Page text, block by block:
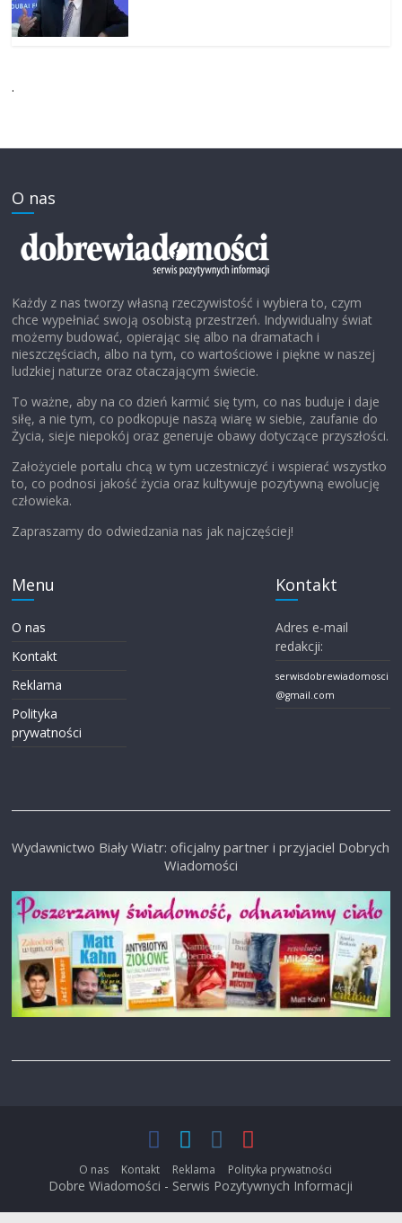
.
O nas
Każdy z nas tworzy własną rzeczywistość i wybiera to, czym
chce wypełniać swoją osobistą przestrzeń. Indywidualny świat
możemy budować, opierając się albo na dramatach i
nieszczęściach, albo na tym, co wartościowe i piękne w naszej
ludzkiej naturze oraz otaczającym świecie.
To ważne, aby na co dzień karmić się tym, co nas buduje i daje
siłę, a nie tym, co podkopuje naszą wiarę w siebie, zaufanie do
Życia, sieje niepokój oraz generuje obawy dotyczące przyszłości.
Założyciele portalu chcą w tym uczestniczyć i wspierać wszystko
to, co podnosi jakość życia oraz kultywuje pozytywną ewolucję
człowieka.
Zapraszamy do odwiedzania nas jak najczęściej!
Menu
O nas
Kontakt
Reklama
Polityka
prywatności
Kontakt
Adres e-mail
redakcji:
serwisdobrewiadomosci
@gmail.com
Wydawnictwo Biały Wiatr: oficjalny partner i przyjaciel Dobrych
Wiadomości
O nas Kontakt Reklama Polityka prywatności
Dobre Wiadomości - Serwis Pozytywnych Informacji